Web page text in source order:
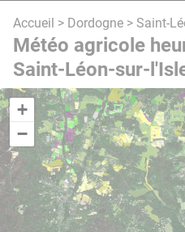
Accueil > Dordogne > Saint-
Météo agricole
Saint-Léon-sur-
+
−